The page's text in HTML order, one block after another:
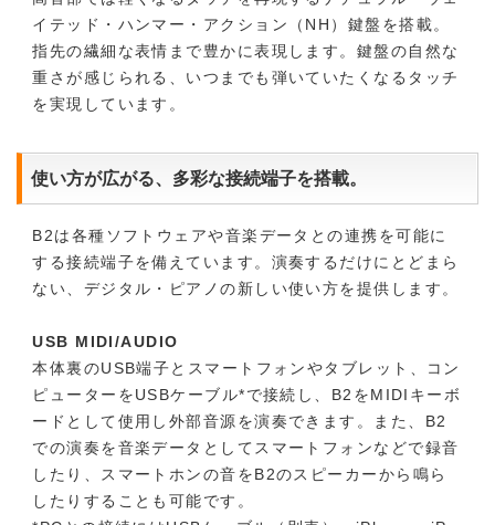
イテッド・ハンマー・アクション（NH）鍵盤を搭載。
指先の繊細な表情まで豊かに表現します。鍵盤の自然な
重さが感じられる、いつまでも弾いていたくなるタッチ
を実現しています。
使い方が広がる、多彩な接続端子を搭載。
B2は各種ソフトウェアや音楽データとの連携を可能に
する接続端子を備えています。演奏するだけにとどまら
ない、デジタル・ピアノの新しい使い方を提供します。
USB MIDI/AUDIO
本体裏のUSB端子とスマートフォンやタブレット、コン
ピューターをUSBケーブル*で接続し、B2をMIDIキーボ
ードとして使用し外部音源を演奏できます。また、B2
での演奏を音楽データとしてスマートフォンなどで録音
したり、スマートホンの音をB2のスピーカーから鳴ら
したりすることも可能です。